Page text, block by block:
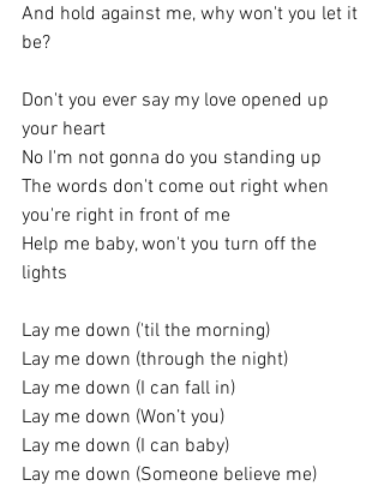
And hold against me, why won't you let it
be?
Don't you ever say my love opened up
your heart
No I'm not gonna do you standing up
The words don't come out right when
you're right in front of me
Help me baby, won't you turn off the
lights
Lay me down ('til the morning)
Lay me down (through the night)
Lay me down (I can fall in)
Lay me down (Won’t you)
Lay me down (I can baby)
Lay me down (Someone believe me)